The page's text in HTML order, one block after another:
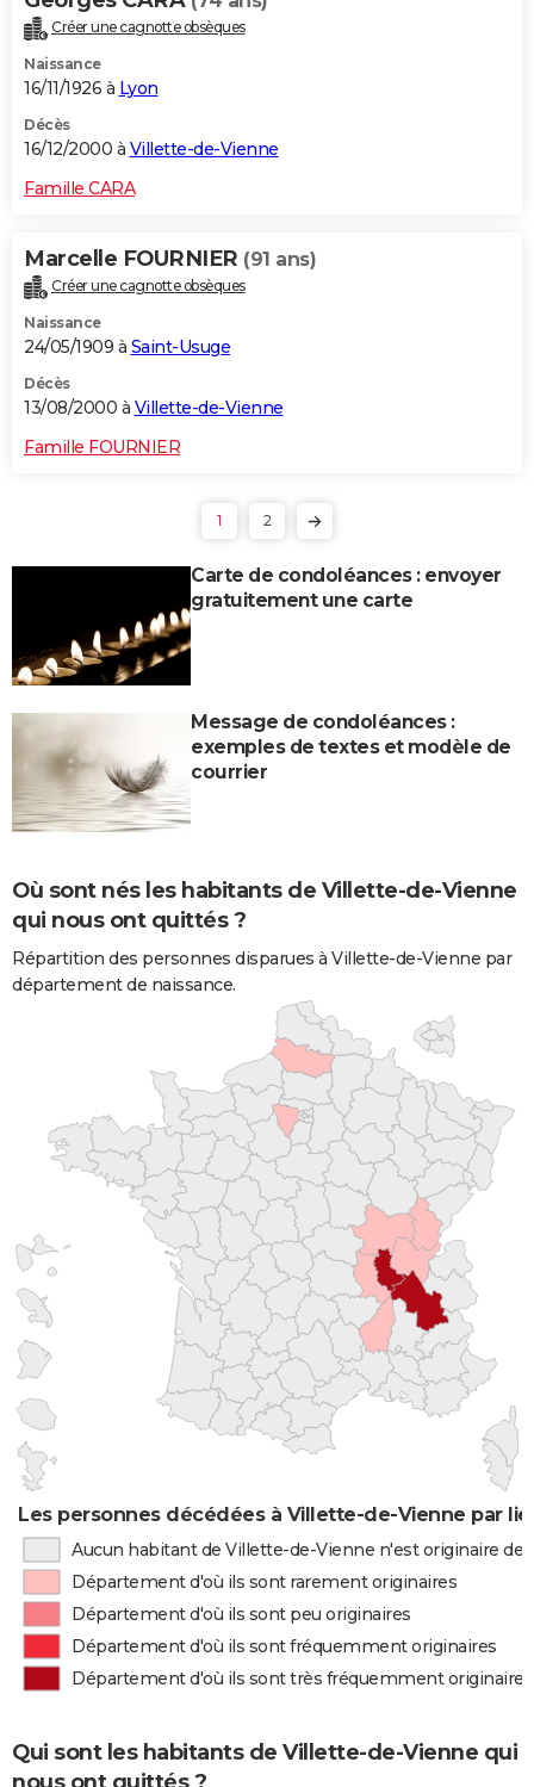
Créer une cagnotte obsèques
Naissance
16/11/1926 à Lyon
Décès
16/12/2000 à Villette-de-Vienne
Famille CARA
Marcelle FOURNIER (91 ans)
Créer une cagnotte obsèques
Naissance
24/05/1909 à Saint-Usuge
Décès
13/08/2000 à Villette-de-Vienne
Famille FOURNIER
1 2
Carte de condoléances : envoyer
gratuitement une carte
Message de condoléances :
exemples de textes et modèle de
courrier
Où sont nés les habitants de Villette-de-Vienne
qui nous ont quittés ?
Répartition des personnes disparues à Villette-de-Vienne par
département de naissance.
Les personnes décédées à Villette-de-Vienne par
Aucun habitant de Villette-de-Vienne n'est originaire de
Département d'où ils sont rarement originaires
Département d'où ils sont peu originaires
Département d'où ils sont fréquemment originaires
Département d'où ils sont très fréquemment originaires
Qui sont les habitants de Villette-de-Vienne qui